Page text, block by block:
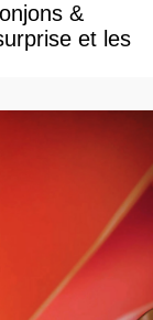
&
et les